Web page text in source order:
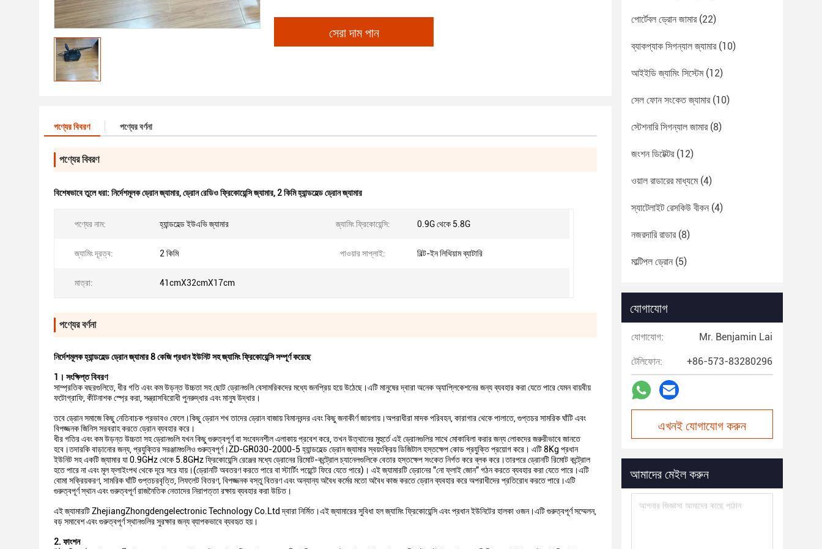
সেরা দাম পান
পণ্যের বিবরণ পণ্যের বর্ণনা
পণ্যের বিবরণ
বিশেষভাবে তুলে ধরা: নির্দেশমূলক ড্রোন জ্যামার,ড্রোন রেডিও ফ্রিকোয়েন্সি জ্যামার, 2 কিমি হ্যান্ডহেল্ড ড্রোন জ্যামার
পণ্যের নাম: হ্যান্ডহেল্ড ইউএভি জ্যামার জ্যামিং ফ্রিকোয়েন্সি: 0.9G থেকে 5.8G
জ্যামিং দূরত্ব: 2 কিমি পাওয়ার সাপ্লাই: বিল্ট-ইন লিথিয়াম ব্যাটারি
মাত্রা: 41cmX32cmX17cm
পণ্যের বর্ণনা
নির্দেশমূলক হ্যান্ডহেল্ড ড্রোন জ্যামার 8 কেজি প্রধান ইউনিট সহ জ্যামিং ফ্রিকোয়েন্সি সম্পূর্ণ করেছে
1। সংক্ষিপ্ত বিবরণ
সাম্প্রতিক বছরগুলিতে, ধীর গতি এবং কম উড়ন্ত উচ্চতা সহ ছোট ড্রোনগুলি বেসামরিকদের মধ্যে জনপ্রিয় হয়ে উঠেছে।এটি মানুষের দ্বারা অনেক অ্যাপ্লিকেশনের জন্য ব্যবহার করা যেতে পারে যেমন বায়বীয়
ফটোগ্রাফি, কীটনাশক স্প্রে করা, সন্ত্রাসবিরোধী পুনরুদ্ধার এবং মানুষ উদ্ধার।
তবে ড্রোন সমাজে কিছু নেতিবাচক প্রভাবও ফেলে।কিছু ড্রোন শখ তাদের ড্রোন বাজায় বিমানবন্দর এবং কিছু জনাকীর্ণ জায়গায়।অপরাধীরা মাদক পরিবহন, কারাগার থেকে পালাতে, গুপ্তচর সামরিক ঘাঁটি এবং
বিপজ্জনক জিনিস সরবরাহ করতে ড্রোন ব্যবহার করে।
ধীর গতির এবং কম উড়ন্ত উচ্চতা সহ ড্রোনগুলি যখন কিছু গুরুত্বপূর্ণ বা সংবেদনশীল এলাকায় প্রবেশ করে, তখন উত্থানের মুহুর্তে এই ড্রোনগুলির সাথে মোকাবিলা করার জন্য লোকদের জরুরীভাবে জানতে
হবে।তদারকি বাড়ানোর জন্য, প্রযুক্তির সরঞ্জামগুলিও গুরুত্বপূর্ণ।ZD-GR030-2000-5 হ্যান্ডহেল্ড ড্রোন জ্যামার স্বয়ংক্রিয় ডিজিটাল হস্তক্ষেপ কোড প্রযুক্তি প্রয়োগ করে। এটি 8Kg প্রধান
ইউনিট সহ একটি জ্যামার যা 0.9GHz থেকে 5.8GHz ফ্রিকোয়েন্সি রেঞ্জের মধ্যে ড্রোনের রিমোট-কন্ট্রোল চ্যানেলগুলিকে বেতার হস্তক্ষেপ সংকেত নির্গত করে ব্লক করে।তারপরে ড্রোনটি রিমোট কন্ট্রোল
হতে পারে না এবং মূল ফ্লাইংপথ থেকে দূরে সরে যায়।(ড্রোনটি অবতরণ করতে পারে বা স্টার্টিং পয়েন্টে ফিরে যেতে পারে)। এই জ্যামারটি ড্রোনের "নো ফ্লাই জোন" গঠন করতে ব্যবহার করা যেতে পারে।এটি
বোমা সক্রিয়করণ, সামরিক ঘাঁটি গুপ্তচরবৃত্তি, লিফলেট বিতরণ, বিপজ্জনক বস্তু বিতরণ এবং অন্যান্য অবৈধ কর্মের মতো অবৈধ কাজ করতে ড্রোন ব্যবহার করে অপরাধীদের প্রতিরোধ করতে পারে।এটি
গুরুত্বপূর্ণ স্থান এবং গুরুত্বপূর্ণ রাজনৈতিক নেতাদের নিরাপত্তা রক্ষায় ব্যবহার করা উচিত।
এই জ্যামারটি ZhejiangZhongdengelectronic Technology Co.Ltd দ্বারা নির্মিত।এই জ্যামারের সুবিধা হল জ্যামিং ফ্রিকোয়েন্সি এবং প্রধান ইউনিটের হালকা ওজন।এটি গুরুত্বপূর্ণ সম্মেলন,
বড় সমাবেশ এবং গুরুত্বপূর্ণ স্থানগুলির সুরক্ষার জন্য ব্যাপকভাবে ব্যবহৃত হয়।
2. ফাংশন
পোর্টেবল ড্রোন জামার(22)
ব্যাকপ্যাক সিগন্যাল জ্যামার(10)
আইইডি জ্যামিং সিস্টেম(12)
সেল ফোন সংকেত জ্যামার(10)
স্টেশনারি সিগন্যাল জামার(8)
জংশন ডিটেক্টর(12)
ওয়াল রাডারের মাধ্যমে(4)
স্যাটেলাইট রেসকিউ বীকন (4)
নজরদারি রাডার(8)
মাল্টিপল ড্রোন (5)
যোগাযোগ
যোগাযোগ: Mr. Benjamin Lai
টেলিফোন: +86-573-83280296
এখনই যোগাযোগ করুন
আমাদের মেইল করুন